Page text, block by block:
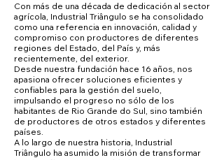
Con más de una década de dedicación al sector
agrícola, Industrial Triângulo se ha consolidado
como una referencia en innovación, calidad y
compromiso con productores de diferentes
regiones del Estado, del País y, más
recientemente, del exterior.
Desde nuestra fundación hace 16 años, nos
apasiona ofrecer soluciones eficientes y
confiables para la gestión del suelo,
impulsando el progreso no sólo de los
habitantes de Rio Grande do Sul, sino también
de productores de otros estados y diferentes
países.
A lo largo de nuestra historia, Industrial
Triângulo ha asumido la misión de transformar